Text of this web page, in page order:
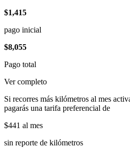
$1,415
pago inicial
$8,055
Pago total
Ver completo
Si recorres más kilómetros al mes
pagarás una tarifa preferencial de
$441 al mes
sin reporte de kilómetros